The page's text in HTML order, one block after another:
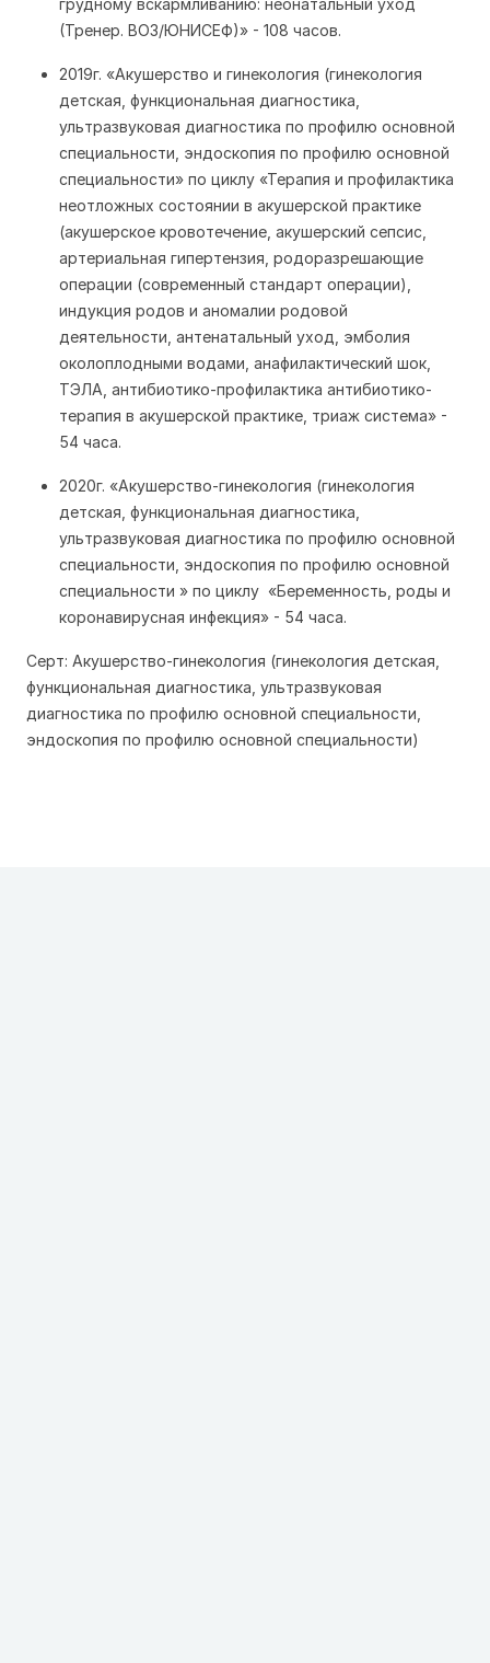
грудному вскармливанию: неонатальный уход
(Тренер. ВОЗ/ЮНИСЕФ)» - 108 часов.
2019г. «Акушерство и гинекология (гинекология
детская, функциональная диагностика,
ультразвуковая диагностика по профилю основной
специальности, эндоскопия по профилю основной
специальности» по циклу «Терапия и профилактика
неотложных состоянии в акушерской практике
(акушерское кровотечение, акушерский сепсис,
артериальная гипертензия, родоразрешающие
операции (современный стандарт операции),
индукция родов и аномалии родовой
деятельности, антенатальный уход, эмболия
околоплодными водами, анафилактический шок,
ТЭЛА, антибиотико-профилактика антибиотико-
терапия в акушерской практике, триаж система» -
54 часа.
2020г. «Акушерство-гинекология (гинекология
детская, функциональная диагностика,
ультразвуковая диагностика по профилю основной
специальности, эндоскопия по профилю основной
специальности » по циклу «Беременность, роды и
коронавирусная инфекция» - 54 часа.
Серт: Акушерство-гинекология (гинекология детская,
функциональная диагностика, ультразвуковая
диагностика по профилю основной специальности,
эндоскопия по профилю основной специальности)